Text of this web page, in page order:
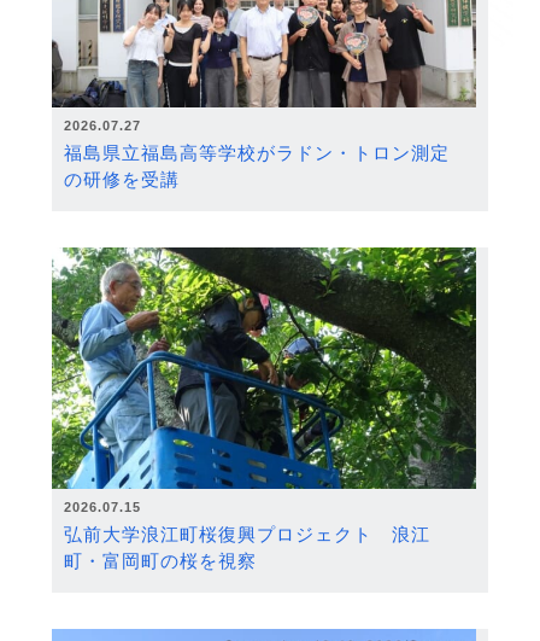
2026.07.27
福島県立福島高等学校がラドン・トロン測定
の研修を受講
2026.07.15
弘前大学浪江町桜復興プロジェクト 浪江
町・富岡町の桜を視察